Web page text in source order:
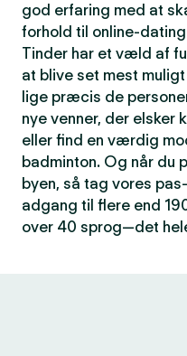
god erfaring med at
forhold til online-
Tinder har et væld af
at blive set mest
lige præcis de
nye venner, der elsker
eller find en værdig
badminton. Og når du
byen, så tag vores
adgang til flere end
over 40 sprog—det